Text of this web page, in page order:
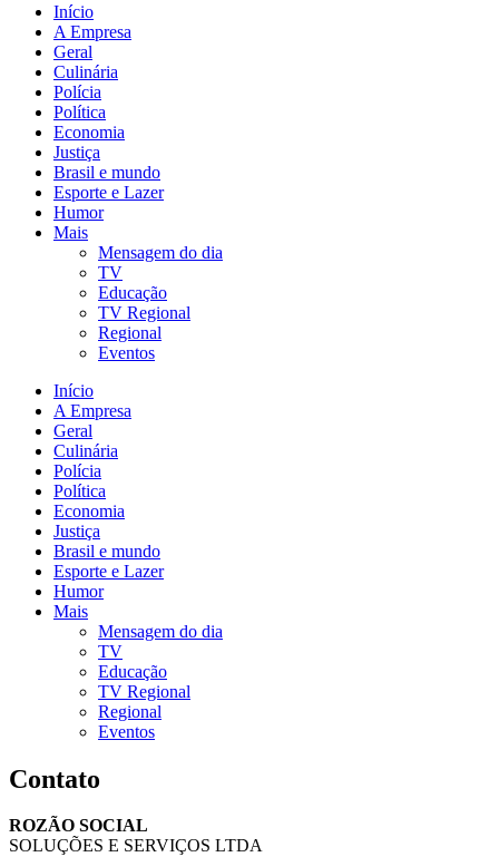
Início
A Empresa
Geral
Culinária
Polícia
Política
Economia
Justiça
Brasil e mundo
Esporte e Lazer
Humor
Mais
Mensagem do dia
TV
Educação
TV Regional
Regional
Eventos
Início
A Empresa
Geral
Culinária
Polícia
Política
Economia
Justiça
Brasil e mundo
Esporte e Lazer
Humor
Mais
Mensagem do dia
TV
Educação
TV Regional
Regional
Eventos
Contato
ROZÃO SOCIAL
SOLUÇÕES E SERVIÇOS LTDA